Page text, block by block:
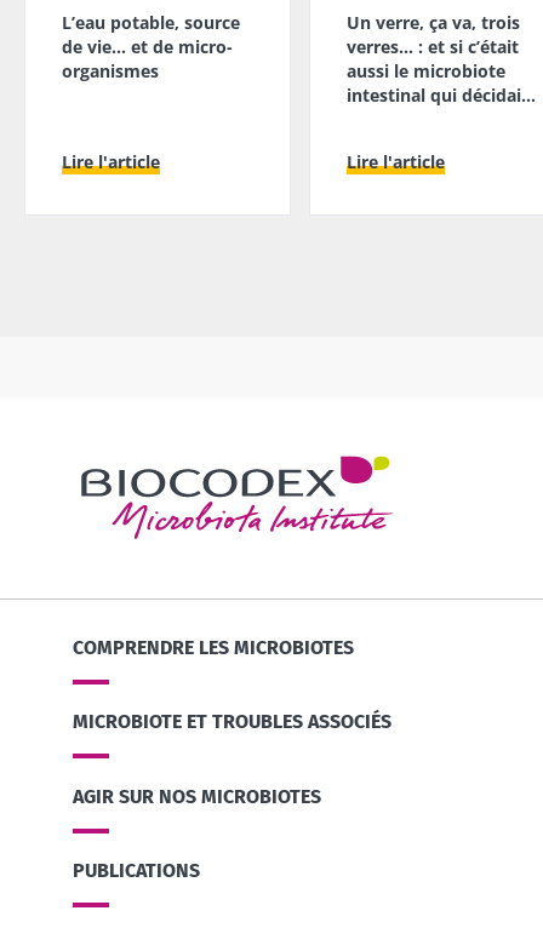
L’eau potable, source
de vie… et de micro-
organismes
Lire l'article
Un verre, ça va, trois
verres… : et si c’était
aussi le microbiote
intestinal qui décidait
Lire l'article
COMPRENDRE LES MICROBIOTES
MICROBIOTE ET TROUBLES ASSOCIÉS
AGIR SUR NOS MICROBIOTES
PUBLICATIONS